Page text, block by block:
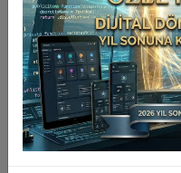
Sahibinden.Com Script